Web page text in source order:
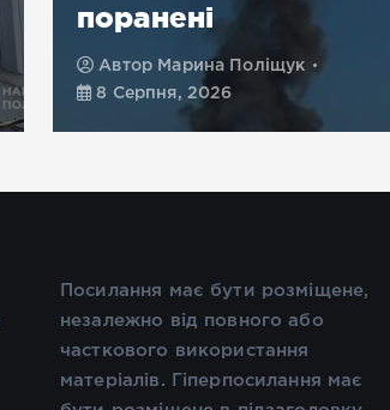
поранені
Автор Марина Поліщук
8 Серпня, 2026
Посилання має бути розміщене,
незалежно від повного або
часткового використання
матеріалів. Гіперпосилання має